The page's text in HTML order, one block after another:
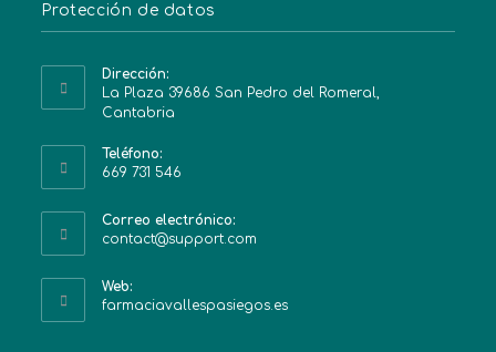
Protección de datos
Dirección:
La Plaza 39686 San Pedro del Romeral,
Cantabria
Teléfono:
669 731 546
Correo electrónico:
contact@support.com
Web:
farmaciavallespasiegos.es